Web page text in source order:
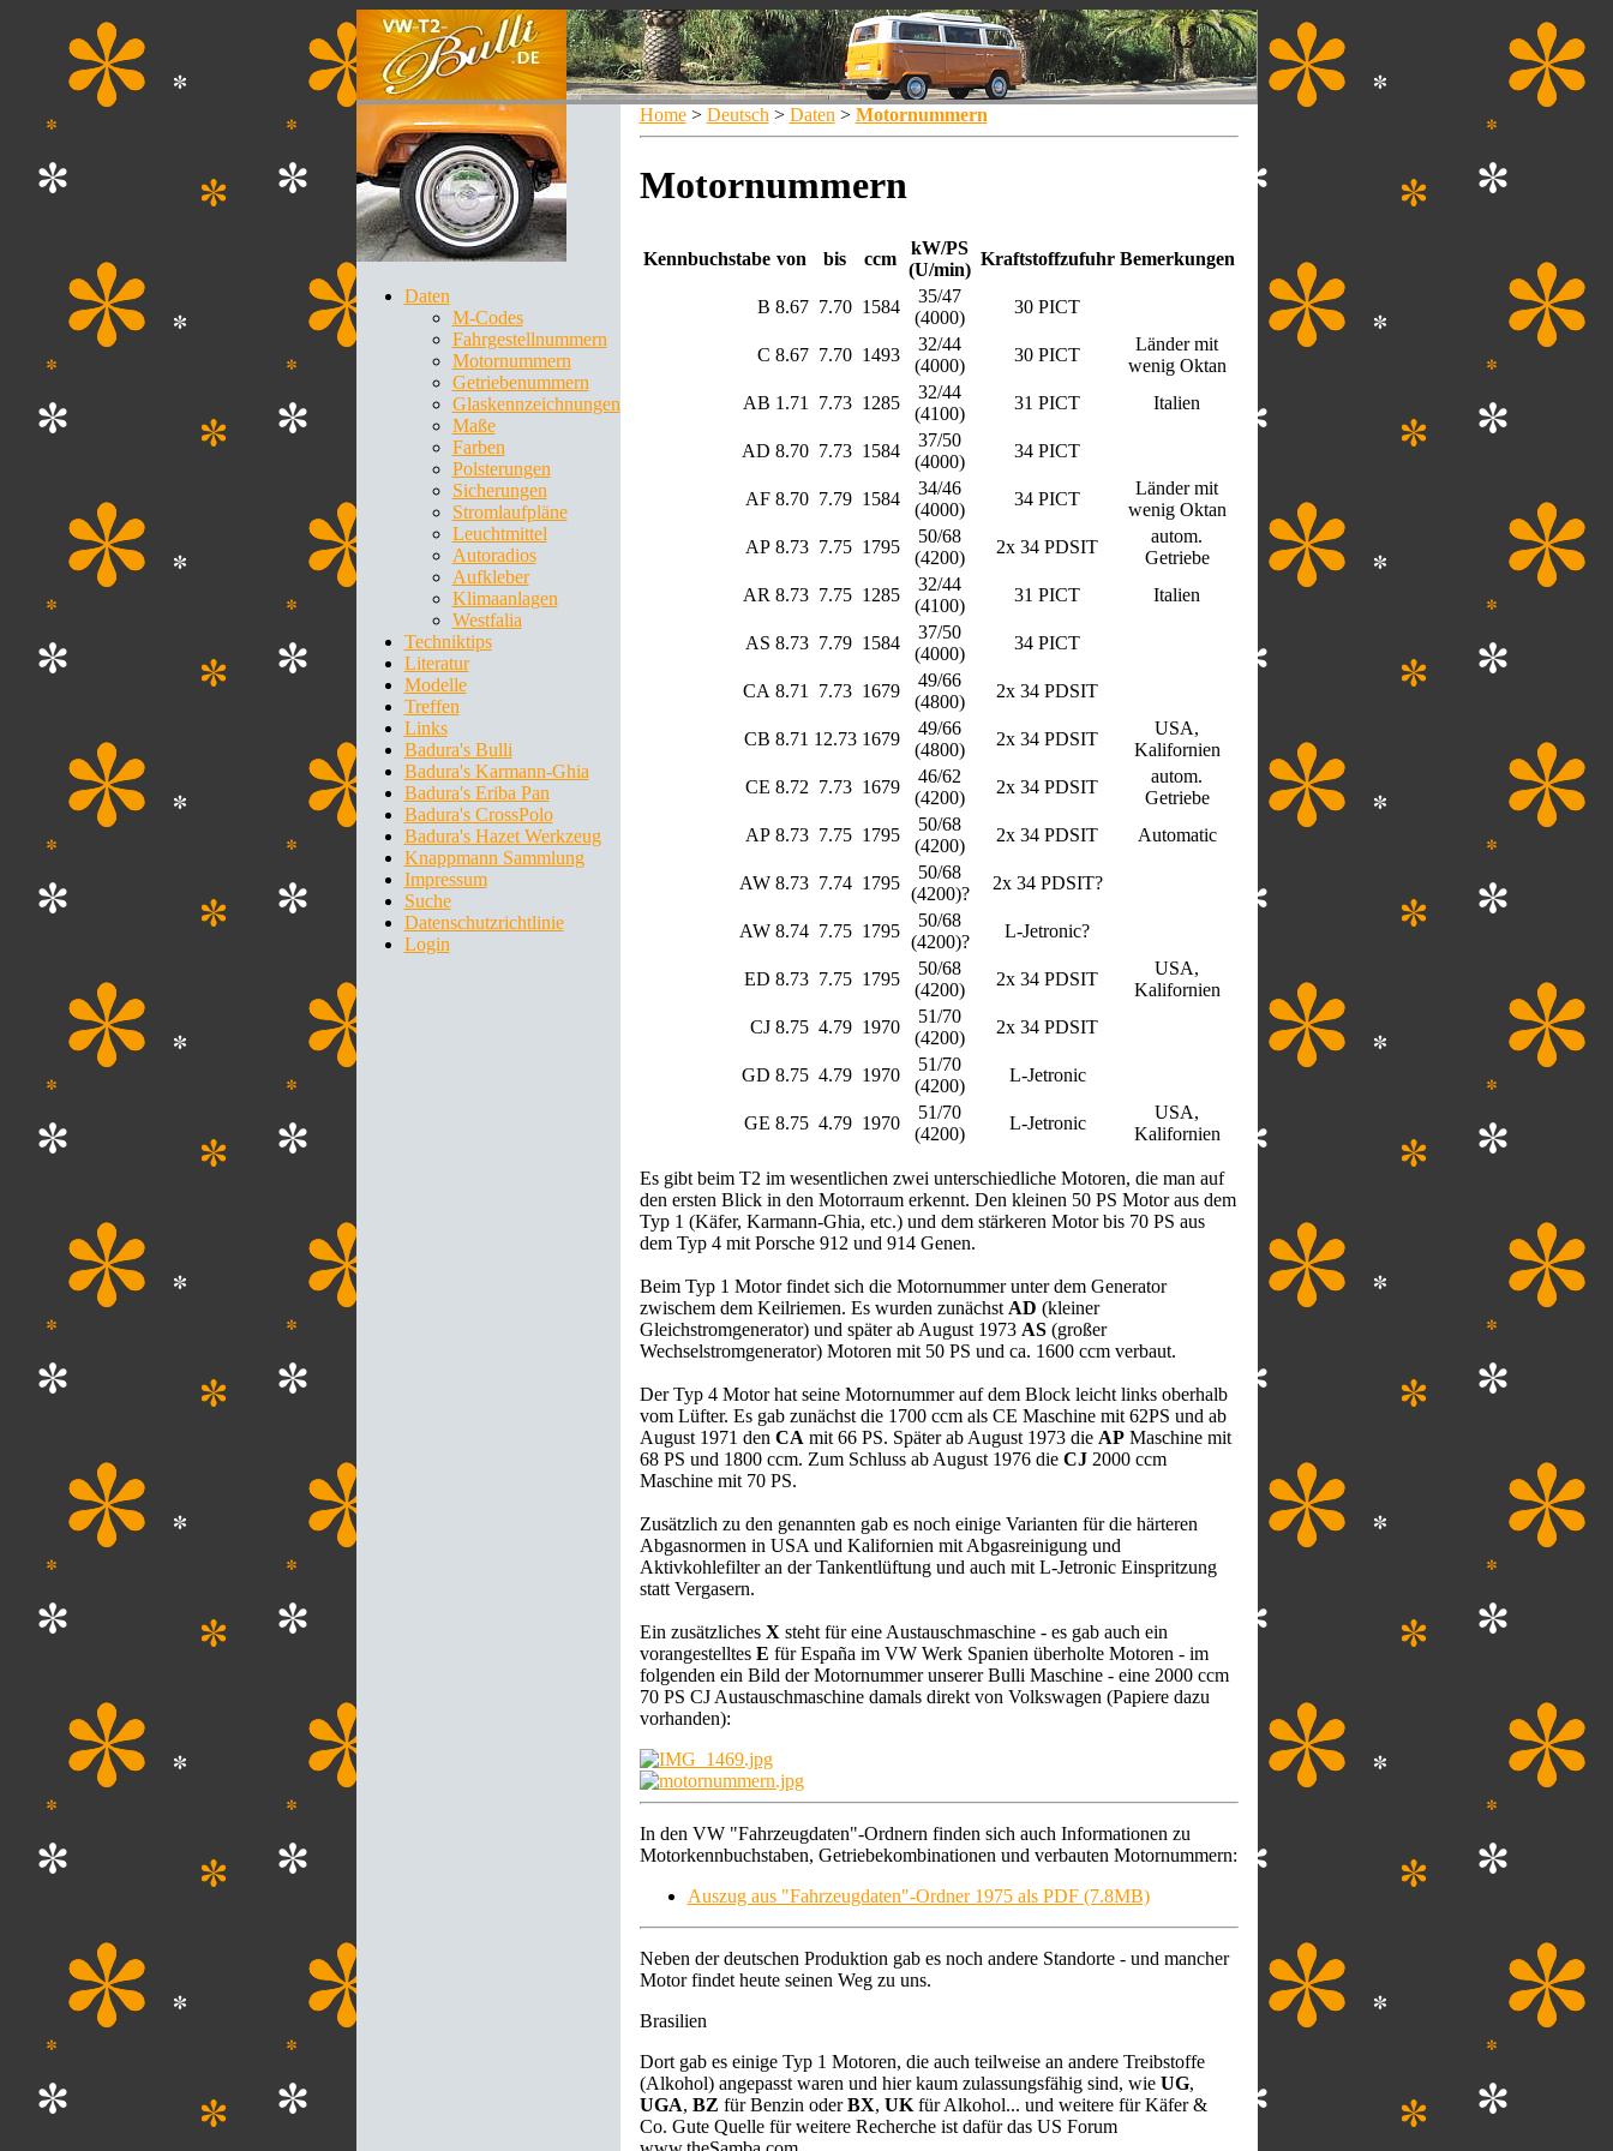
Daten
M-Codes
Fahrgestellnummern
Motornummern
Getriebenummern
Glaskennzeichnungen
Maße
Farben
Polsterungen
Sicherungen
Stromlaufpläne
Leuchtmittel
Autoradios
Aufkleber
Klimaanlagen
Westfalia
Techniktips
Literatur
Modelle
Treffen
Links
Badura's Bulli
Badura's Karmann-Ghia
Badura's Eriba Pan
Badura's CrossPolo
Badura's Hazet Werkzeug
Knappmann Sammlung
Impressum
Suche
Datenschutzrichtlinie
Login
Home > Deutsch > Daten > Motornummern
Motornummern
Kennbuchstabe von bis ccm
kW/PS
(U/min)
Kraftstoffzufuhr Bemerkungen
B 8.67 7.70 1584
35/47
(4000)
30 PICT
C 8.67 7.70 1493
32/44
(4000)
30 PICT
Länder mit
wenig Oktan
AB 1.71 7.73 1285
32/44
(4100)
31 PICT Italien
AD 8.70 7.73 1584
37/50
(4000)
34 PICT
AF 8.70 7.79 1584
34/46
(4000)
34 PICT
Länder mit
wenig Oktan
AP 8.73 7.75 1795
50/68
(4200)
2x 34 PDSIT
autom.
Getriebe
AR 8.73 7.75 1285
32/44
(4100)
31 PICT Italien
AS 8.73 7.79 1584
37/50
(4000)
34 PICT
CA 8.71 7.73 1679
49/66
(4800)
2x 34 PDSIT
CB 8.71 12.73 1679
49/66
(4800)
2x 34 PDSIT
USA,
Kalifornien
CE 8.72 7.73 1679
46/62
(4200)
2x 34 PDSIT
autom.
Getriebe
AP 8.73 7.75 1795
50/68
(4200)
2x 34 PDSIT Automatic
AW 8.73 7.74 1795
50/68
(4200)?
2x 34 PDSIT?
AW 8.74 7.75 1795
50/68
(4200)?
L-Jetronic?
ED 8.73 7.75 1795
50/68
(4200)
2x 34 PDSIT
USA,
Kalifornien
CJ 8.75 4.79 1970
51/70
(4200)
2x 34 PDSIT
GD 8.75 4.79 1970
51/70
(4200)
L-Jetronic
GE 8.75 4.79 1970
51/70
(4200)
L-Jetronic
USA,
Kalifornien
Es gibt beim T2 im wesentlichen zwei unterschiedliche Motoren, die man auf
den ersten Blick in den Motorraum erkennt. Den kleinen 50 PS Motor aus dem
Typ 1 (Käfer, Karmann-Ghia, etc.) und dem stärkeren Motor bis 70 PS aus
dem Typ 4 mit Porsche 912 und 914 Genen.
Beim Typ 1 Motor findet sich die Motornummer unter dem Generator
zwischem dem Keilriemen. Es wurden zunächst AD (kleiner
Gleichstromgenerator) und später ab August 1973 AS(großer
Wechselstromgenerator) Motoren mit 50 PS und ca. 1600 ccm verbaut.
Der Typ 4 Motor hat seine Motornummer auf dem Block leicht links oberhalb
vom Lüfter. Es gab zunächst die 1700 ccm als CE Maschine mit 62PS und ab
August 1971 den CA mit 66 PS. Später ab August 1973 die APMaschine mit
68 PS und 1800 ccm. Zum Schluss ab August 1976 die CJ2000 ccm
Maschine mit 70 PS.
Zusätzlich zu den genannten gab es noch einige Varianten für die härteren
Abgasnormen in USA und Kalifornien mit Abgasreinigung und
Aktivkohlefilter an der Tankentlüftung und auch mit L-Jetronic Einspritzung
statt Vergasern.
Ein zusätzliches X steht für eine Austauschmaschine - es gab auch ein
vorangestelltes E für España im VW Werk Spanien überholte Motoren - im
folgenden ein Bild der Motornummer unserer Bulli Maschine - eine 2000 ccm
70 PS CJ Austauschmaschine damals direkt von Volkswagen (Papiere dazu
vorhanden):
In den VW "Fahrzeugdaten"-Ordnern finden sich auch Informationen zu
Motorkennbuchstaben, Getriebekombinationen und verbauten Motornummern:
Auszug aus "Fahrzeugdaten"-Ordner 1975 als PDF (7.8MB)
Neben der deutschen Produktion gab es noch andere Standorte - und mancher
Motor findet heute seinen Weg zu uns.
Brasilien
Dort gab es einige Typ 1 Motoren, die auch teilweise an andere Treibstoffe
(Alkohol) angepasst waren und hier kaum zulassungsfähig sind, wie UG,
UGA, BZ für Benzin oderBX, UKfür Alkohol... und weitere für Käfer &
Co. Gute Quelle für weitere Recherche ist dafür das US Forum